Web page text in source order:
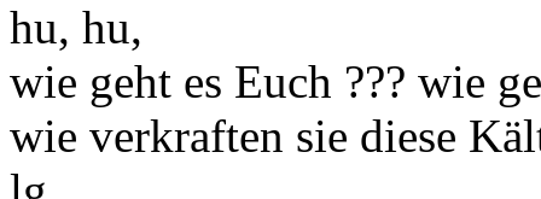
hu, hu,
wie geht es Euch ??? wie
wie verkraften sie diese